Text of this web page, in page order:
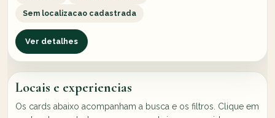
Sem localizacao cadastrada
Ver detalhes
Locais e experiencias
Os cards abaixo acompanham a busca e os filtros. Clique em